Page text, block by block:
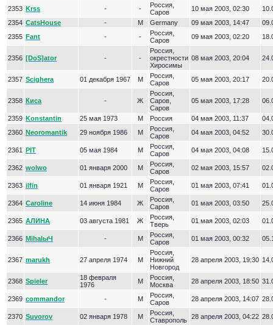
2353 Krss - -
Россия,
Саров
10 мая 2003, 02:30
2354 CatsHouse - М Germany 09 мая 2003, 14:47
2355 Fant - -
Россия,
Саров
09 мая 2003, 02:20
2356 [DoS]ator - -
Россия,
окрестности
Хиросимы
08 мая 2003, 20:04
2357 Scighera 01 декабря 1967 М
Россия,
Саров
05 мая 2003, 20:17
2358 Киса - Ж
Россия,
Саров,
Саров
05 мая 2003, 17:28
2359 Konstantin 25 мая 1973 М Россия 04 мая 2003, 11:37
2360 Neoromantik 29 ноября 1986 М
Россия,
Саров
04 мая 2003, 04:52
2361 PIT 05 мая 1984 М
Россия,
Саров
04 мая 2003, 04:08
2362 wolwo 01 января 2000 М
Россия,
Саров
02 мая 2003, 15:57
2363 ilfin 01 января 1921 М
Россия,
Саров
01 мая 2003, 07:41
2364 Caroline 14 июня 1984 Ж
Россия,
Саров
01 мая 2003, 03:50
2365 АЛИНА 03 августа 1981 Ж
Россия,
Тверь
01 мая 2003, 02:03
2366 MihalыЧ - М
Россия,
Саров
01 мая 2003, 00:32
2367 marukh 27 апреля 1974 М
Россия,
Нижний
Новгород
28 апреля 2003, 19:30
2368 Spieler
18 февраля
1976
М
Россия,
Москва
28 апреля 2003, 18:50
2369 commandor - М
Россия,
Саров
28 апреля 2003, 14:07
2370 Suvorov 02 января 1978 М
Россия,
Ставрополь 28 апреля 2003, 04:22